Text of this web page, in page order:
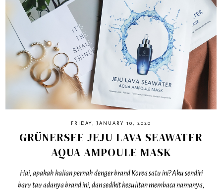
FRIDAY, JANUARY 10, 2020
GRÜNERSEE JEJU LAVA SEAWATER
AQUA AMPOULE MASK
Hai, apakah kalian pernah denger brand Korea satu ini? Aku sendiri
baru tau adanya brand ini, dan sedikit kesulitan membaca namanya,